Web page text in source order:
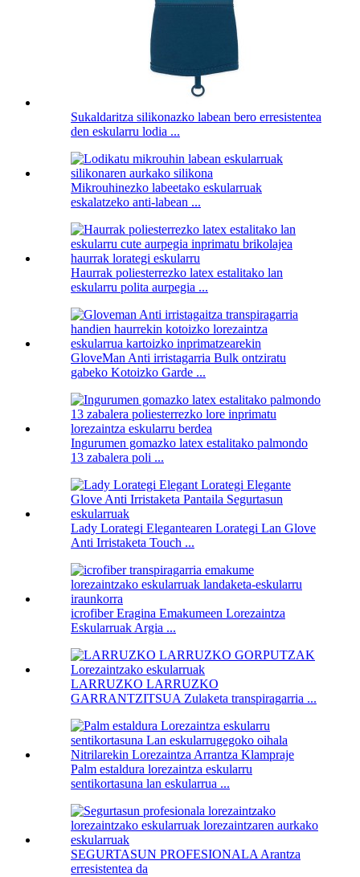
Sukaldaritza silikonazko labean bero erresistentea
den eskularru lodia ...
Mikrouhinezko labeetako eskularruak
eskalatzeko anti-labean ...
Haurrak poliesterrezko latex estalitako lan
eskularru polita aurpegia ...
GloveMan Anti irristagarria Bulk ontziratu
gabeko Kotoizko Garde ...
Ingurumen gomazko latex estalitako palmondo
13 zabalera poli ...
Lady Lorategi Elegantearen Lorategi Lan Glove
Anti Irristaketa Touch ...
icrofiber Eragina Emakumeen Lorezaintza
Eskularruak Argia ...
LARRUZKO LARRUZKO
GARRANTZITSUA Zulaketa transpiragarria ...
Palm estaldura lorezaintza eskularru
sentikortasuna lan eskularrua ...
SEGURTASUN PROFESIONALA Arantza
erresistentea da